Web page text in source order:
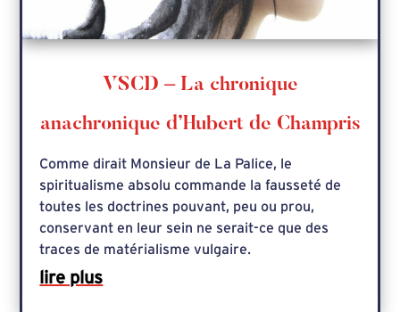
VSCD – La chronique
anachronique d’Hubert de Champris
Comme dirait Monsieur de La Palice, le
spiritualisme absolu commande la fausseté de
toutes les doctrines pouvant, peu ou prou,
conservant en leur sein ne serait-ce que des
traces de matérialisme vulgaire.
lire plus